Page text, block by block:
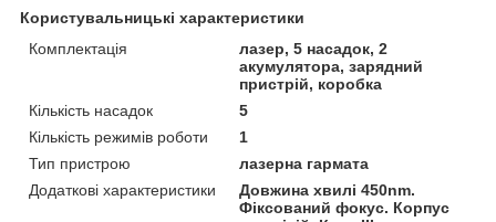
Користувальницькі характеристики
Комплектація
лазер, 5 насадок, 2
акумулятора, зарядний
пристрій, коробка
Кількість насадок
5
Кількість режимів роботи
1
Тип пристрою
лазерна гармата
Додаткові характеристики
Довжина хвилі 450nm.
Фіксований фокус. Корпус